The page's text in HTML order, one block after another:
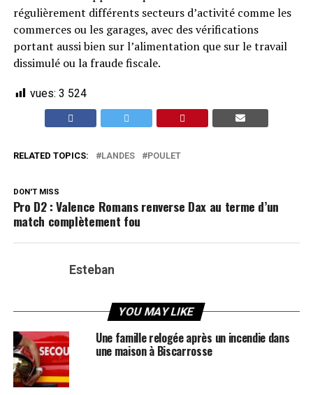
régulièrement différents secteurs d’activité comme les
commerces ou les garages, avec des vérifications
portant aussi bien sur l’alimentation que sur le travail
dissimulé ou la fraude fiscale.
vues: 3 524
RELATED TOPICS: LANDES POULET
DON'T MISS
Pro D2 : Valence Romans renverse Dax au terme d’un
match complètement fou
Esteban
YOU MAY LIKE
Une famille relogée après un incendie dans
une maison à Biscarrosse